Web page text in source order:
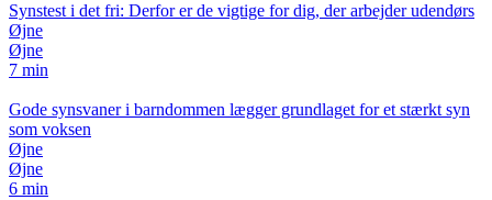
Synstest i det fri: Derfor er de vigtige for dig, der arbejder udendørs
Øjne
Øjne
7 min
Gode synsvaner i barndommen lægger grundlaget for et stærkt syn
som voksen
Øjne
Øjne
6 min